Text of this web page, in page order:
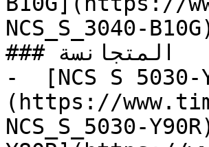
NCS_S_3040-
### المتجانسة
-  [NCS S 5030-
(https://
NCS_S_5030-